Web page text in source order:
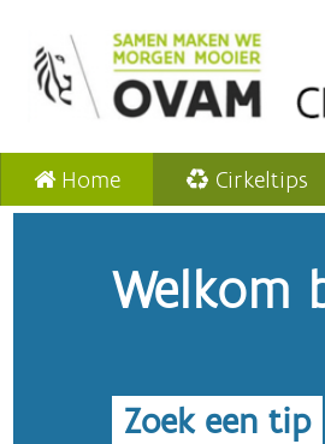
Home Cirkeltips
Welkom
Zoek een tip